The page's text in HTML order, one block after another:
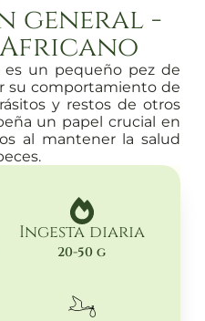
general -
Africano
es un pequeño pez de
su comportamiento de
y restos de otros
un papel crucial en
al mantener la salud
Ingesta diaria
20-50 g